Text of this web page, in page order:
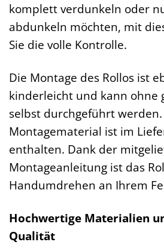
komplett verdunkeln oder
abdunkeln möchten, mit
Sie die volle Kontrolle.
Die Montage des Rollos ist
kinderleicht und kann ohne
selbst durchgeführt
Montagematerial ist im
enthalten. Dank der
Montageanleitung ist das
Handumdrehen an Ihrem
Hochwertige Materialien
Qualität